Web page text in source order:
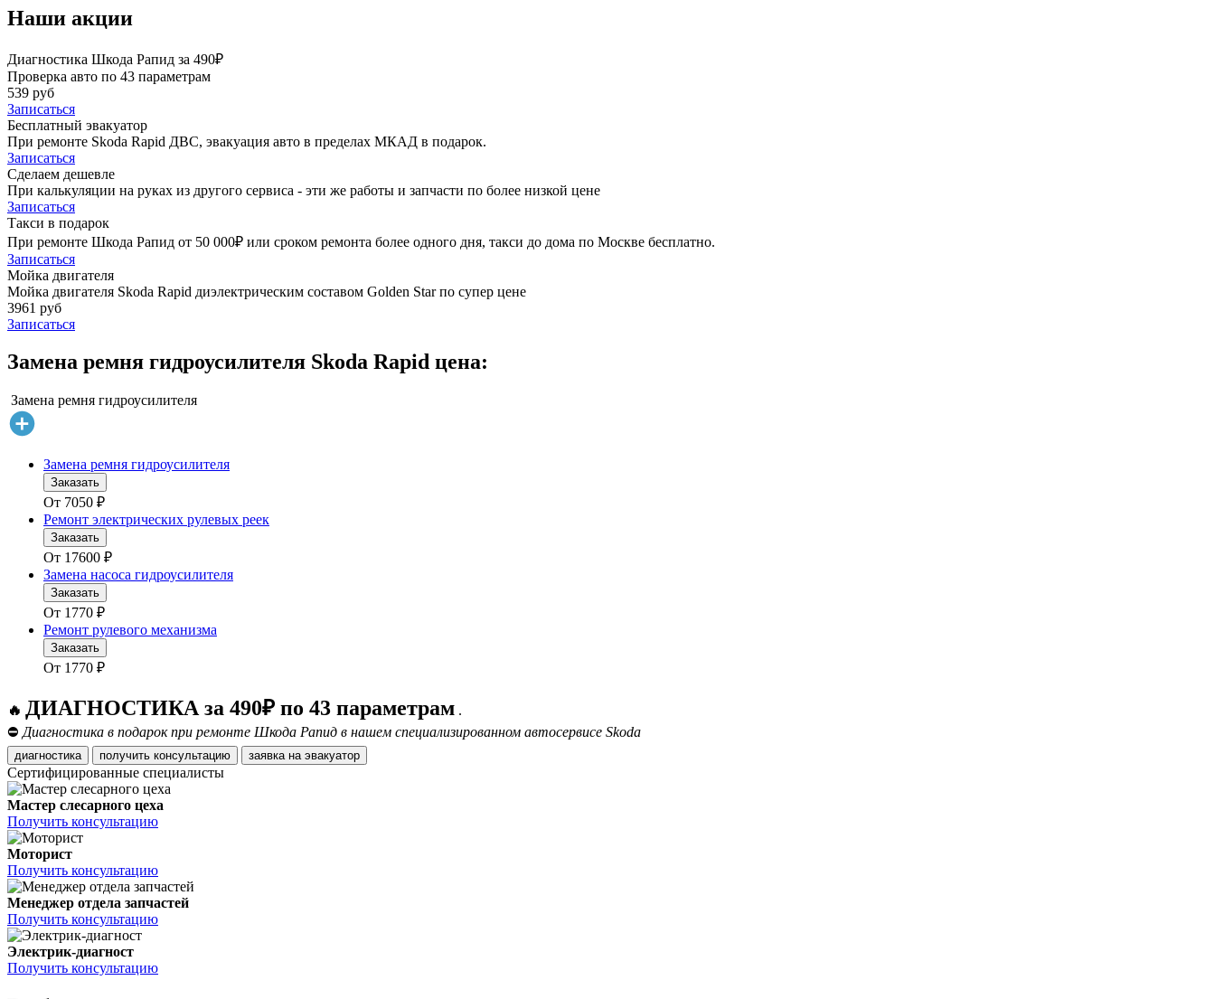
Наши акции
Диагностика Шкода Рапид за 490₽
Проверка авто по 43 параметрам
539 руб
Записаться
Бесплатный эвакуатор
При ремонте Skoda Rapid ДВС, эвакуация авто в пределах МКАД в подарок.
Записаться
Сделаем дешевле
При калькуляции на руках из другого сервиса - эти же работы и запчасти по более низкой цене
Записаться
Такси в подарок
При ремонте Шкода Рапид от 50 000₽ или сроком ремонта более одного дня, такси до дома по Москве бесплатно.
Записаться
Мойка двигателя
Мойка двигателя Skoda Rapid диэлектрическим составом Golden Star по супер цене
3961 руб
Записаться
Замена ремня гидроусилителя Skoda Rapid цена:
Замена ремня гидроусилителя
Замена ремня гидроусилителя
Заказать
От 7050 ₽
Ремонт электрических рулевых реек
Заказать
От 17600 ₽
Замена насоса гидроусилителя
Заказать
От 1770 ₽
Ремонт рулевого механизма
Заказать
От 1770 ₽
🔥 ДИАГНОСТИКА за 490₽ по 43 параметрам .
⛔ Диагностика в подарок при ремонте Шкода Рапид в нашем специализированном автосервисе Skoda
диагностика получить консультацию заявка на эвакуатор
Сертифицированные специалисты
Мастер слесарного цеха
Получить консультацию
Моторист
Получить консультацию
Менеджер отдела запчастей
Получить консультацию
Электрик-диагност
Получить консультацию